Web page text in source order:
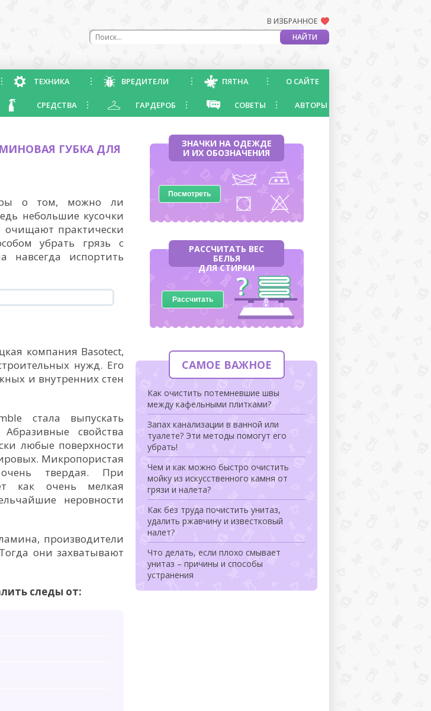
В ИЗБРАННОЕ
ТЕХНИКА ВРЕДИТЕЛИ ПЯТНА О САЙТЕ
СРЕДСТВА ГАРДЕРОБ СОВЕТЫ АВТОРЫ
ГУБКА ДЛЯ
о том, можно ли
небольшие кусочки
очищают практически
убрать грязь с
навсегда испортить
компания Basotect,
нужд. Его
и внутренних стен
стала выпускать
свойства
любые поверхности
Микропористая
твердая. При
как очень мелкая
неровности
производители
они захватывают
следы от:
ЗНАЧКИ НА ОДЕЖДЕ
И ИХ ОБОЗНАЧЕНИЯ
Посмотреть
РАССЧИТАТЬ ВЕС
БЕЛЬЯ
ДЛЯ СТИРКИ
Рассчитать
САМОЕ ВАЖНОЕ
Как очистить потемневшие швы
между кафельными плитками?
Запах канализации в ванной или
туалете? Эти методы помогут его
убрать!
Чем и как можно быстро очистить
мойку из искусственного камня от
грязи и налета?
Как без труда почистить унитаз,
удалить ржавчину и известковый
налет?
Что делать, если плохо смывает
унитаз – причины и способы
устранения